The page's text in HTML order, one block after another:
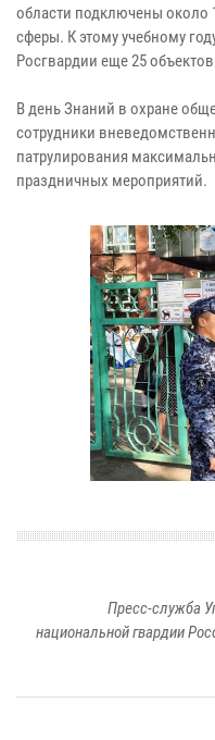
области подключены около
сферы. К этому учебному
Росгвардии еще 25
В день Знаний в охране
сотрудники
патрулирования
праздничных мероприятий.
Пресс-служба
национальной гвардии